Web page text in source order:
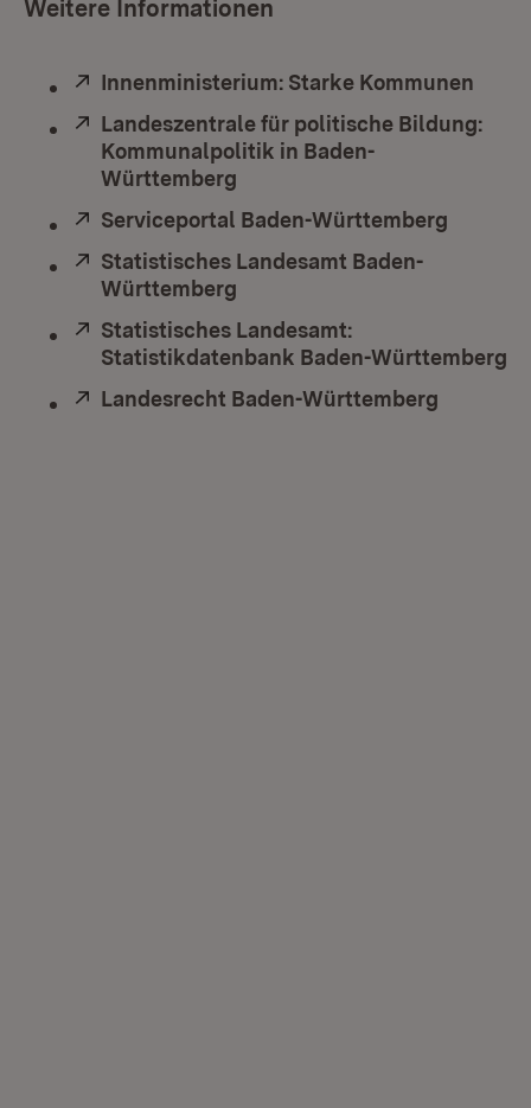
Weitere Informationen
Extern:
Innenministerium: Starke Kommunen
Extern:
Landeszentrale für politische Bildung:
Kommunalpolitik in Baden-
Württemberg
Extern:
Serviceportal Baden-Württemberg
Extern:
Statistisches Landesamt Baden-
Württemberg
Extern:
Statistisches Landesamt:
Statistikdatenbank Baden-Württemberg
Extern:
Landesrecht Baden-Württemberg